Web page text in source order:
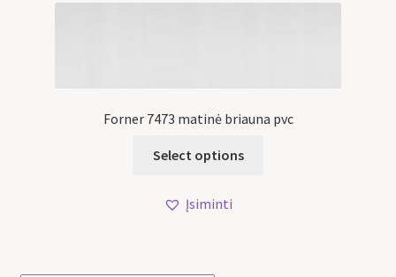
Forner 7473 matinė briauna pvc
Select options
Įsiminti